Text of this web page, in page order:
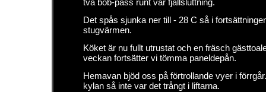
två bob-pass runt vår fjällsluttning.
Det spås sjunka ner till - 28 C så i
stugvärmen.
Köket är nu fullt utrustat och en fräsch
veckan fortsätter vi tömma paneldepån.
Hemavan bjöd oss på förtrollande vyer i
kylan så inte var det trångt i liftarna.